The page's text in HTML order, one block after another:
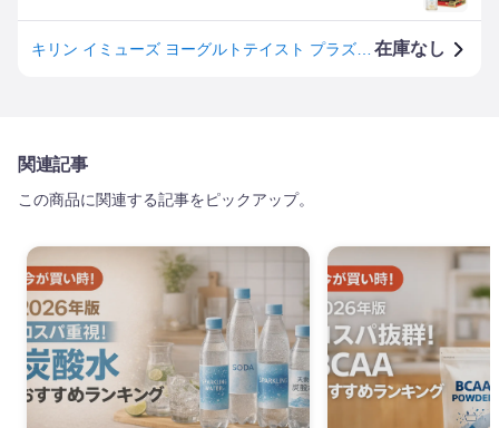
在庫なし
関連記事
この商品に関連する記事をピックアップ。